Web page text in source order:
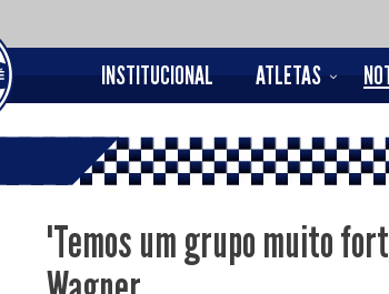
INSTITUCIONAL ATLETAS
"Temos um grupo muito